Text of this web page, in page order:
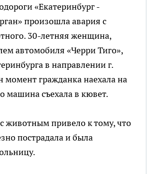
«Екатеринбург -
произошла авария с
30-летняя женщина,
автомобиля «Черри Тиго»,
в направлении г.
момент гражданка наехала на
машина съехала в кювет.
животным привело к тому, что
пострадала и была